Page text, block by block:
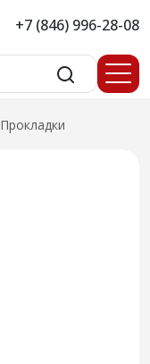
+7 (846) 996-28-08
Прокладки